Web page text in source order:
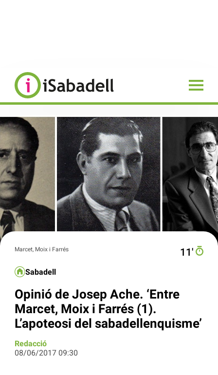
Marcet, Moix i Farrés 11′
Sabadell
Opinió de Josep Ache. ‘Entre
Marcet, Moix i Farrés (1).
L’apoteosi del sabadellenquisme’
Redacció
08/06/2017 09:30